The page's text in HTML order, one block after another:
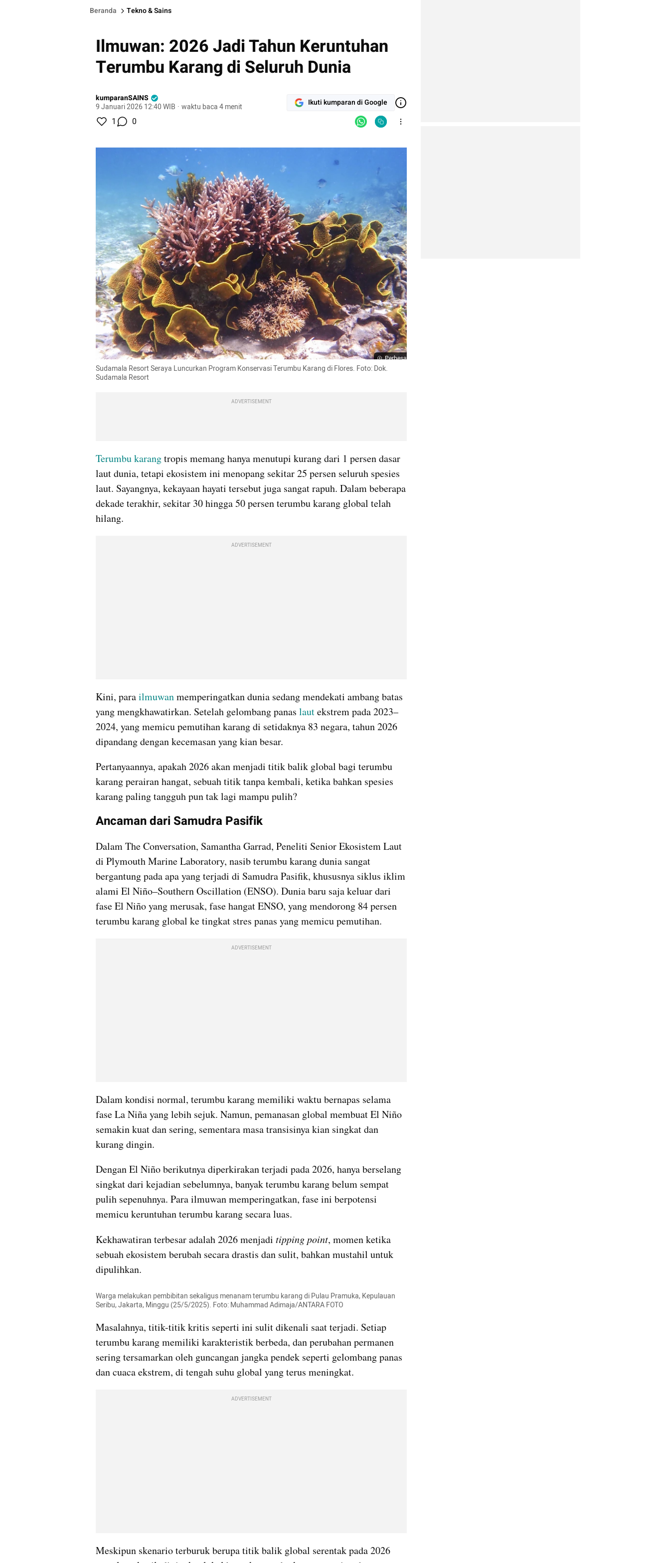
Beranda Tekno & Sains
Ilmuwan: 2026 Jadi Tahun Keruntuhan
Terumbu Karang di Seluruh Dunia
kumparanSAINS
9 Januari 2026 12:40 WIB · waktu baca 4 menit Ikuti kumparan di Google
1 0
Perbesar
Sudamala Resort Seraya Luncurkan Program Konservasi Terumbu Karang di Flores. Foto: Dok.
Sudamala Resort
ADVERTISEMENT
Terumbu karang tropis memang hanya menutupi kurang dari 1 persen dasar
laut dunia, tetapi ekosistem ini menopang sekitar 25 persen seluruh spesies
laut. Sayangnya, kekayaan hayati tersebut juga sangat rapuh. Dalam beberapa
dekade terakhir, sekitar 30 hingga 50 persen terumbu karang global telah
hilang.
ADVERTISEMENT
Kini, para ilmuwan memperingatkan dunia sedang mendekati ambang batas
yang mengkhawatirkan. Setelah gelombang panas laut ekstrem pada 2023–
2024, yang memicu pemutihan karang di setidaknya 83 negara, tahun 2026
dipandang dengan kecemasan yang kian besar.
Pertanyaannya, apakah 2026 akan menjadi titik balik global bagi terumbu
karang perairan hangat, sebuah titik tanpa kembali, ketika bahkan spesies
karang paling tangguh pun tak lagi mampu pulih?
Ancaman dari Samudra Pasifik
Dalam The Conversation, Samantha Garrad, Peneliti Senior Ekosistem Laut
di Plymouth Marine Laboratory, nasib terumbu karang dunia sangat
bergantung pada apa yang terjadi di Samudra Pasifik, khususnya siklus iklim
alami El Niño–Southern Oscillation (ENSO). Dunia baru saja keluar dari
fase El Niño yang merusak, fase hangat ENSO, yang mendorong 84 persen
terumbu karang global ke tingkat stres panas yang memicu pemutihan.
ADVERTISEMENT
Dalam kondisi normal, terumbu karang memiliki waktu bernapas selama
fase La Niña yang lebih sejuk. Namun, pemanasan global membuat El Niño
semakin kuat dan sering, sementara masa transisinya kian singkat dan
kurang dingin.
Dengan El Niño berikutnya diperkirakan terjadi pada 2026, hanya berselang
singkat dari kejadian sebelumnya, banyak terumbu karang belum sempat
pulih sepenuhnya. Para ilmuwan memperingatkan, fase ini berpotensi
memicu keruntuhan terumbu karang secara luas.
Kekhawatiran terbesar adalah 2026 menjadi tipping point, momen ketika
sebuah ekosistem berubah secara drastis dan sulit, bahkan mustahil untuk
dipulihkan.
Warga melakukan pembibitan sekaligus menanam terumbu karang di Pulau Pramuka, Kepulauan
Seribu, Jakarta, Minggu (25/5/2025). Foto: Muhammad Adimaja/ANTARA FOTO
Masalahnya, titik-titik kritis seperti ini sulit dikenali saat terjadi. Setiap
terumbu karang memiliki karakteristik berbeda, dan perubahan permanen
sering tersamarkan oleh guncangan jangka pendek seperti gelombang panas
dan cuaca ekstrem, di tengah suhu global yang terus meningkat.
ADVERTISEMENT
Meskipun skenario terburuk berupa titik balik global serentak pada 2026